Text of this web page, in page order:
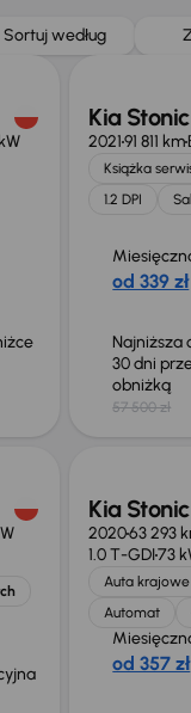
Sortuj według Taniej o
Kia Stonic
202191 811 km
Książka
1.2 DPI
od 339 zł
Najniższa
30 dni
obniżką
57 500 zł
Taniej o 1
Kia Stonic
202063 293
1.0 T-GDI73
Auta krajowe
Automat
od 357 zł